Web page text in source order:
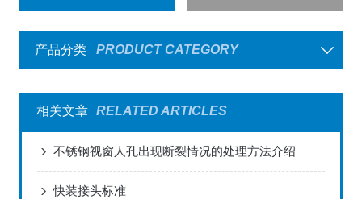
产品分类 PRODUCT CATEGORY
相关文章 RELATED ARTICLES
不锈钢视窗人孔出现断裂情况的处理方法介绍
快装接头标准